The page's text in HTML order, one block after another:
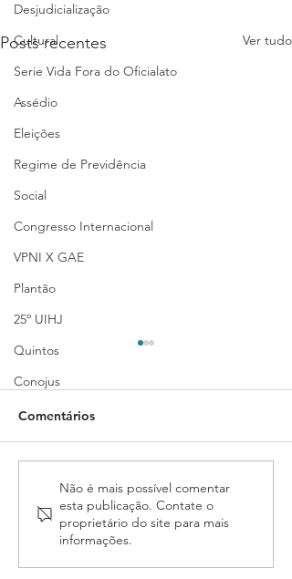
Desjudicialização
Cultural
Serie Vida Fora do Oficialato
Assédio
Eleições
Regime de Previdência
Social
Congresso Internacional
VPNI X GAE
Plantão
25º UIHJ
Quintos
Conojus
Posts recentes Ver tudo
PL que amplia isenção de
IPI para veículos de
Oficiais de Justiça
recebe análise
orçamentária na Câmara
Comentários
Não é mais possível comentar
esta publicação. Contate o
proprietário do site para mais
informações.